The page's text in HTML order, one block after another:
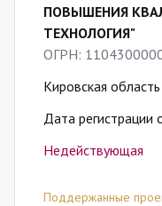
ПОВЫШЕНИЯ
ТЕХНОЛОГИЯ"
ОГРН:
Кировская область
Дата регистрации
Недействующая
Поддержанные